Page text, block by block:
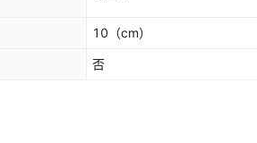
10 （cm）
否